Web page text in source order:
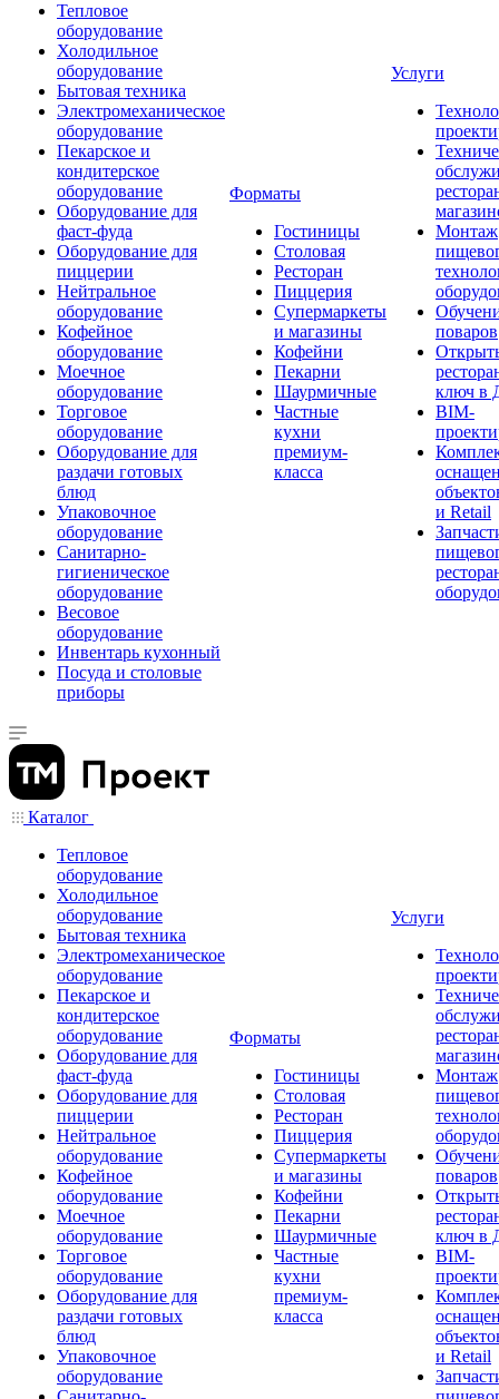
Тепловое
оборудование
Холодильное
оборудование
Бытовая техника
Электромеханическое
оборудование
Пекарское и
кондитерское
оборудование
Оборудование для
фаст-фуда
Оборудование для
пиццерии
Нейтральное
оборудование
Кофейное
оборудование
Моечное
оборудование
Торговое
оборудование
Оборудование для
раздачи готовых
блюд
Упаковочное
оборудование
Санитарно-
гигиеническое
оборудование
Весовое
оборудование
Инвентарь кухонный
Посуда и столовые
приборы
Форматы
Гостиницы
Столовая
Ресторан
Пиццерия
Супермаркеты
и магазины
Кофейни
Пекарни
Шаурмичные
Частные
кухни
премиум-
класса
Услуги
Монтаж
поваров
ключ в
BIM-
и Retail
Каталог
Тепловое
оборудование
Холодильное
оборудование
Бытовая техника
Электромеханическое
оборудование
Пекарское и
кондитерское
оборудование
Оборудование для
фаст-фуда
Оборудование для
пиццерии
Нейтральное
оборудование
Кофейное
оборудование
Моечное
оборудование
Торговое
оборудование
Оборудование для
раздачи готовых
блюд
Упаковочное
оборудование
Форматы
Гостиницы
Столовая
Ресторан
Пиццерия
Супермаркеты
и магазины
Кофейни
Пекарни
Шаурмичные
Частные
кухни
премиум-
класса
Услуги
Монтаж
поваров
ключ в
BIM-
и Retail